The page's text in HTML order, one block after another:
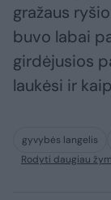
gražaus
buvo labai
girdėjusios
laukėsi ir
gyvybės langelis
Rodyti daugiau